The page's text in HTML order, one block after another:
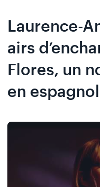
to
content
to
navigation
Laurence-
airs
Flores, un
en espagnol